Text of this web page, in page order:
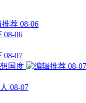
08-06
08-06
08-07
国度
08-07
08-07